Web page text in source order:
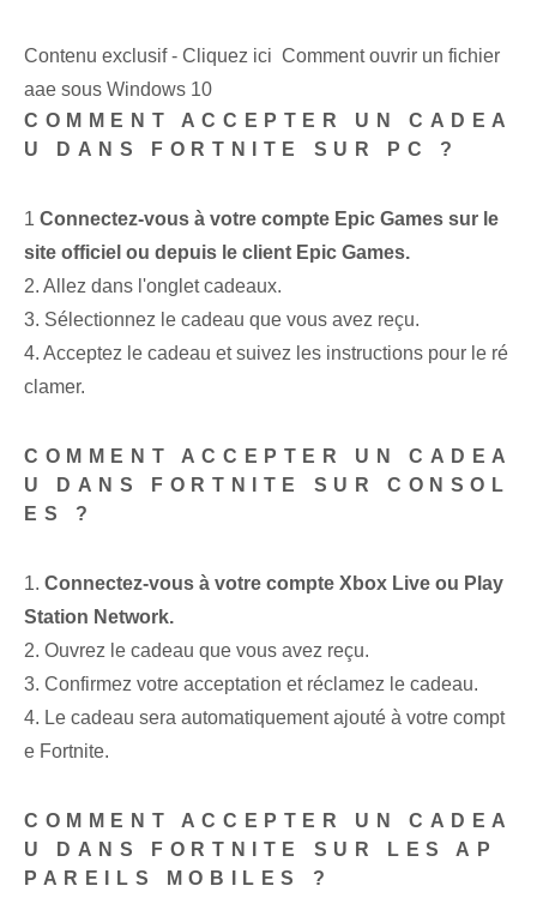
Contenu exclusif - Cliquez ici Comment ouvrir un fichier
aae sous Windows 10
COMMENT ACCEPTER UN CADEA
U DANS FORTNITE SUR PC ?
1 Connectez-vous à votre compte Epic Games sur le
site officiel ou depuis le client Epic Games.
2. Allez dans l'onglet cadeaux.
3. Sélectionnez le cadeau que vous avez reçu.
4. Acceptez le cadeau et suivez les instructions pour le ré
clamer.
COMMENT ACCEPTER UN CADEA
U DANS FORTNITE SUR CONSOL
ES ?
1.⁤ Connectez-vous à ⁣votre compte Xbox ⁣Live⁢ ou⁢ Play
Station Network.
2. Ouvrez le cadeau que vous avez reçu.
3. Confirmez votre acceptation ⁢et réclamez le cadeau.
4. Le cadeau sera automatiquement ajouté à votre compt
e Fortnite.
COMMENT ACCEPTER UN CADEA
U DANS FORTNITE SUR LES AP
PAREILS MOBILES ?